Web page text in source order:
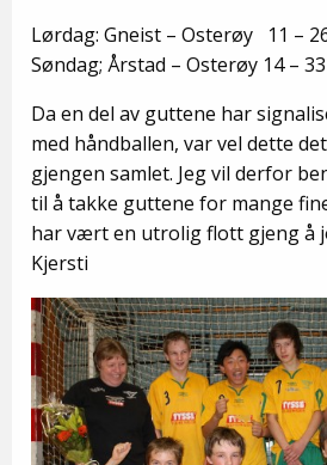
Lørdag: Gneist – Osterøy 11 –
Søndag; Årstad – Osterøy 14 – 33
Da en del av guttene har
med håndballen, var vel dette
gjengen samlet. Jeg vil derfor
til å takke guttene for mange
har vært en utrolig flott gjeng å
Kjersti